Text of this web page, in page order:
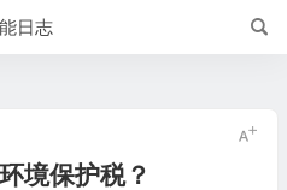
日志
境保护税？